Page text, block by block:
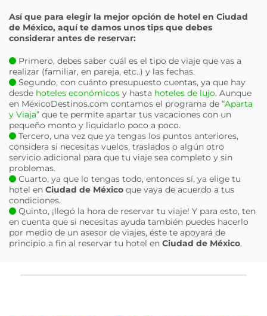
Así que para elegir la mejor opción de hotel en Ciudad
de México, aquí te damos unos tips que debes
considerar antes de reservar:
Primero, debes saber cuál es el tipo de viaje que vas a
realizar (familiar, en pareja, etc..) y las fechas.
Segundo, con cuánto presupuesto cuentas, ya que hay
desde hoteles económicos y hasta hoteles de lujo. Aunque
en MéxicoDestinos.com contamos el programa de “Aparta
y Viaja” que te permite apartar tus vacaciones con un
pequeño monto y liquidarlo poco a poco.
Tercero, una vez que ya tengas los puntos anteriores,
considera si necesitas vuelos, traslados o algún otro
servicio adicional para que tu viaje sea completo y sin
problemas.
Cuarto, ya que lo tengas todo, entonces sí, ya elige tu
hotel en Ciudad de México que vaya de acuerdo a tus
condiciones.
Quinto, ¡llegó la hora de reservar tu viaje! Y para esto, ten
en cuenta que si necesitas ayuda también puedes hacerlo
por medio de un asesor de viajes, éste te apoyará de
principio a fin al reservar tu hotel en Ciudad de México.